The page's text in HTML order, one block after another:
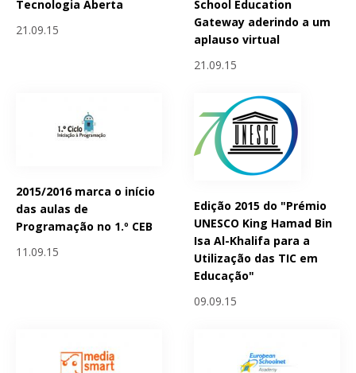
Tecnologia Aberta
21.09.15
School Education
Gateway aderindo a um
aplauso virtual
21.09.15
2015/2016 marca o início
das aulas de
Programação no 1.º CEB
11.09.15
Edição 2015 do "Prémio
UNESCO King Hamad Bin
Isa Al-Khalifa para a
Utilização das TIC em
Educação"
09.09.15